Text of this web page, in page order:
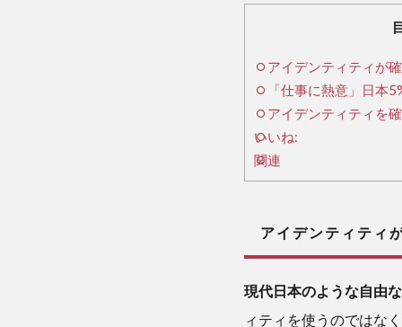
デ
ン
テ
ィ
テ
立
さ
れ
アイデンティティが
「仕事に熱意」日本
アイデンティティを確
いいね:
関連
アイデンティティ
現代日本のような自由
ィティを使うのではな